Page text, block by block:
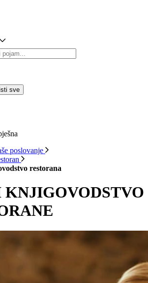
sve
poslovanje
restorana
KNJIGOVODSTVO